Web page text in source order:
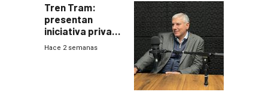
Tren Tram:
presentan
iniciativa privada
para una red de
Hace 2 semanas